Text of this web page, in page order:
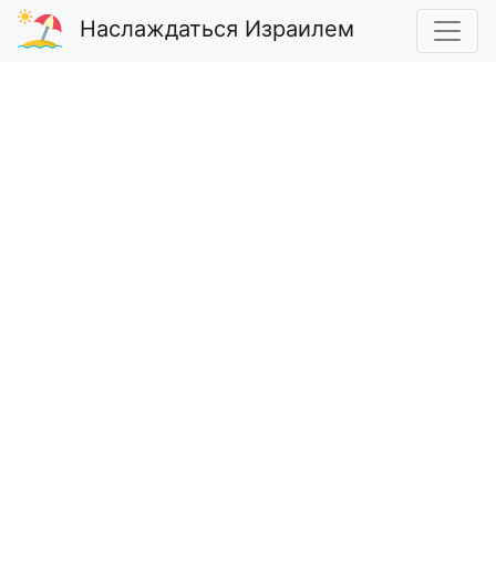
Наслаждаться Израилем